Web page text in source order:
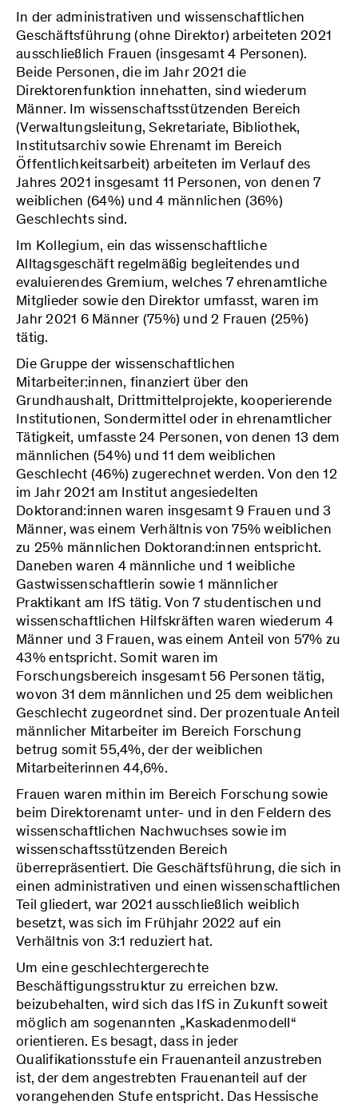
In der administrativen und wissenschaftlichen
Geschäftsführung (ohne Direktor) arbeiteten 2021
ausschließlich Frauen (insgesamt 4 Personen).
Beide Personen, die im Jahr 2021 die
Direktorenfunktion innehatten, sind wiederum
Männer. Im wissenschaftsstützenden Bereich
(Verwaltungsleitung, Sekretariate, Bibliothek,
Institutsarchiv sowie Ehrenamt im Bereich
Öffentlichkeitsarbeit) arbeiteten im Verlauf des
Jahres 2021 insgesamt 11 Personen, von denen 7
weiblichen (64%) und 4 männlichen (36%)
Geschlechts sind.
Im Kollegium, ein das wissenschaftliche
Alltagsgeschäft regelmäßig begleitendes und
evaluierendes Gremium, welches 7 ehrenamtliche
Mitglieder sowie den Direktor umfasst, waren im
Jahr 2021 6 Männer (75%) und 2 Frauen (25%)
tätig.
Die Gruppe der wissenschaftlichen
Mitarbeiter:innen, finanziert über den
Grundhaushalt, Drittmittelprojekte, kooperierende
Institutionen, Sondermittel oder in ehrenamtlicher
Tätigkeit, umfasste 24 Personen, von denen 13 dem
männlichen (54%) und 11 dem weiblichen
Geschlecht (46%) zugerechnet werden. Von den 12
im Jahr 2021 am Institut angesiedelten
Doktorand:innen waren insgesamt 9 Frauen und 3
Männer, was einem Verhältnis von 75% weiblichen
zu 25% männlichen Doktorand:innen entspricht.
Daneben waren 4 männliche und 1 weibliche
Gastwissenschaftlerin sowie 1 männlicher
Praktikant am IfS tätig. Von 7 studentischen und
wissenschaftlichen Hilfskräften waren wiederum 4
Männer und 3 Frauen, was einem Anteil von 57% zu
43% entspricht. Somit waren im
Forschungsbereich insgesamt 56 Personen tätig,
wovon 31 dem männlichen und 25 dem weiblichen
Geschlecht zugeordnet sind. Der prozentuale Anteil
männlicher Mitarbeiter im Bereich Forschung
betrug somit 55,4%, der der weiblichen
Mitarbeiterinnen 44,6%.
Frauen waren mithin im Bereich Forschung sowie
beim Direktorenamt unter- und in den Feldern des
wissenschaftlichen Nachwuchses sowie im
wissenschaftsstützenden Bereich
überrepräsentiert. Die Geschäftsführung, die sich in
einen administrativen und einen wissenschaftlichen
Teil gliedert, war 2021 ausschließlich weiblich
besetzt, was sich im Frühjahr 2022 auf ein
Verhältnis von 3:1 reduziert hat.
Um eine geschlechtergerechte
Beschäftigungsstruktur zu erreichen bzw.
beizubehalten, wird sich das IfS in Zukunft soweit
möglich am sogenannten „Kaskadenmodell“
orientieren. Es besagt, dass in jeder
Qualifikationsstufe ein Frauenanteil anzustreben
ist, der dem angestrebten Frauenanteil auf der
vorangehenden Stufe entspricht. Das Hessische